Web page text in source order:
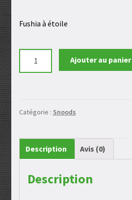
Fushia à étoile
Ajouter au panier
Catégorie : Snoods
Description Avis (0)
Description